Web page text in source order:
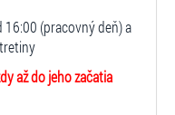
16:00 (pracovný deň) a
až do jeho začatia